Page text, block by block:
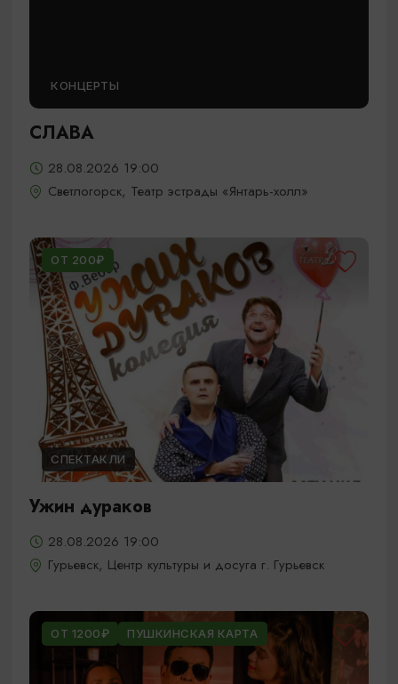
КОНЦЕРТЫ
СЛАВА
28.08.2026 19:00
Светлогорск, Театр эстрады «Янтарь-холл»
ОТ 200₽
СПЕКТАКЛИ
Ужин дураков
28.08.2026 19:00
Гурьевск, Центр культуры и досуга г. Гурьевск
ОТ 1200₽ ПУШКИНСКАЯ КАРТА